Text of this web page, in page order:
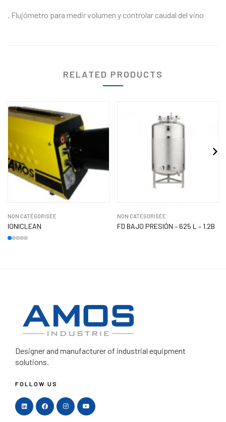
. Flujómetro para medir volumen y controlar caudal del vino
RELATED PRODUCTS
NON CATÉGORISÉE
IONICLEAN
NON CATÉGORISÉE
FD BAJO PRESIÓN – 625 L – 1.2B
Designer and manufacturerof industrial equipment
solutions.
FOLLOW US